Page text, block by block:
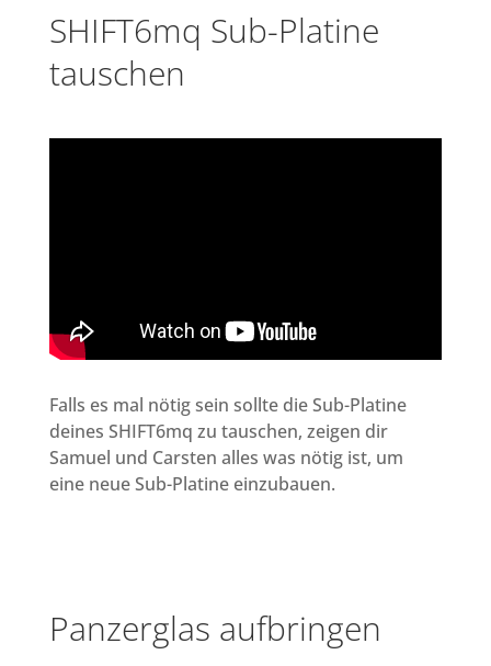
SHIFT6mq Sub-Platine
tauschen
Falls es mal nötig sein sollte die Sub-Platine
deines SHIFT6mq zu tauschen, zeigen dir
Samuel und Carsten alles was nötig ist, um
eine neue Sub-Platine einzubauen.
Panzerglas aufbringen